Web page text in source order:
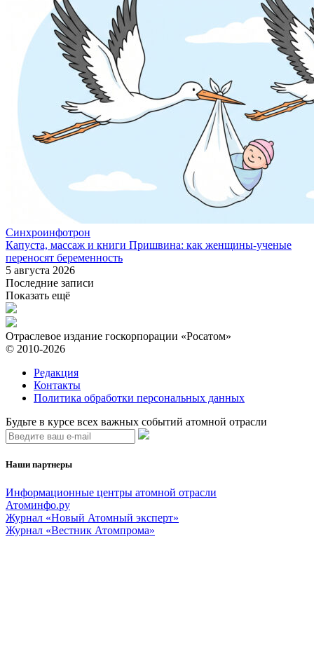
Синхроинфотрон
Капуста, массаж и книги Пришвина: как женщины-ученые
переносят беременность
5 августа 2026
Последние записи
Показать ещё
Отраслевое издание госкорпорации «Росатом»
© 2010-2026
Редакция
Контакты
Политика обработки персональных данных
Будьте в курсе всех важных событий атомной отрасли
Наши партнеры
Информационные центры атомной отрасли
Атоминфо.ру
Журнал «Новый Атомный эксперт»
Журнал «Вестник Атомпрома»